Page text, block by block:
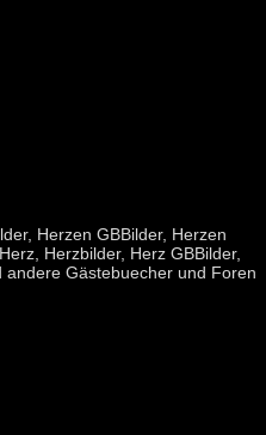
Herzen GBBilder, Herzen
, Herz, Herzbilder, Herz GBBilder,
andere Gästebuecher und Foren